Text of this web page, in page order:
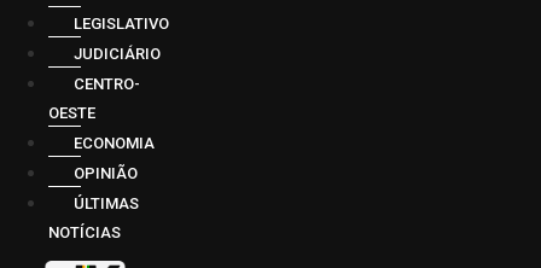
LEGISLATIVO
JUDICIÁRIO
CENTRO-
OESTE
ECONOMIA
OPINIÃO
ÚLTIMAS
NOTÍCIAS